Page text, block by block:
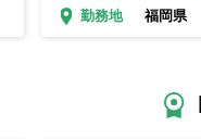
勤務地
福岡県